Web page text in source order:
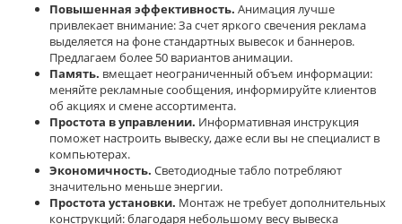
Повышенная эффективность. Анимация лучше
привлекает внимание: За счет яркого свечения реклама
выделяется на фоне стандартных вывесок и баннеров.
Предлагаем более 50 вариантов анимации.
Память. вмещает неограниченный объем информации:
меняйте рекламные сообщения, информируйте клиентов
об акциях и смене ассортимента.
Простота в управлении. Информативная инструкция
поможет настроить вывеску, даже если вы не специалист в
компьютерах.
Экономичность. Светодиодные табло потребляют
значительно меньше энергии.
Простота установки. Монтаж не требует дополнительных
конструкций: благодаря небольшому весу вывеска